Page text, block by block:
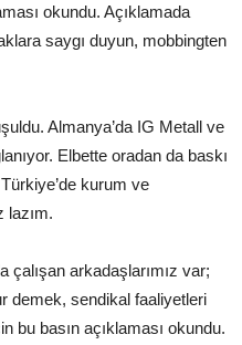
okundu. Açıklamada
saygı duyun, mobbingten
Almanya’da IG Metall ve
Elbette oradan da baskı
kurum ve
lazım.
arkadaşlarımız var;
demek, sendikal faaliyetleri
bu basın açıklaması okundu.